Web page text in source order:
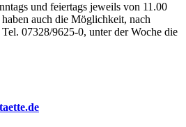
und feiertags jeweils von 11.00
auch die Möglichkeit, nach
07328/9625-0, unter der Woche die